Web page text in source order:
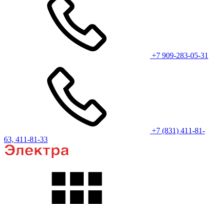
+7 909-283-05-31
+7 (831) 411-81-
63, 411-81-33